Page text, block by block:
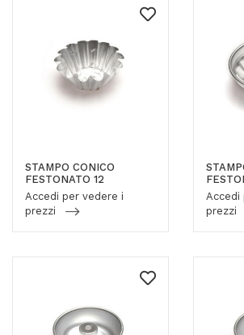
STAMPO CONICO
FESTONATO 12
Accedi per vedere i
prezzi
Accedi
prezzi